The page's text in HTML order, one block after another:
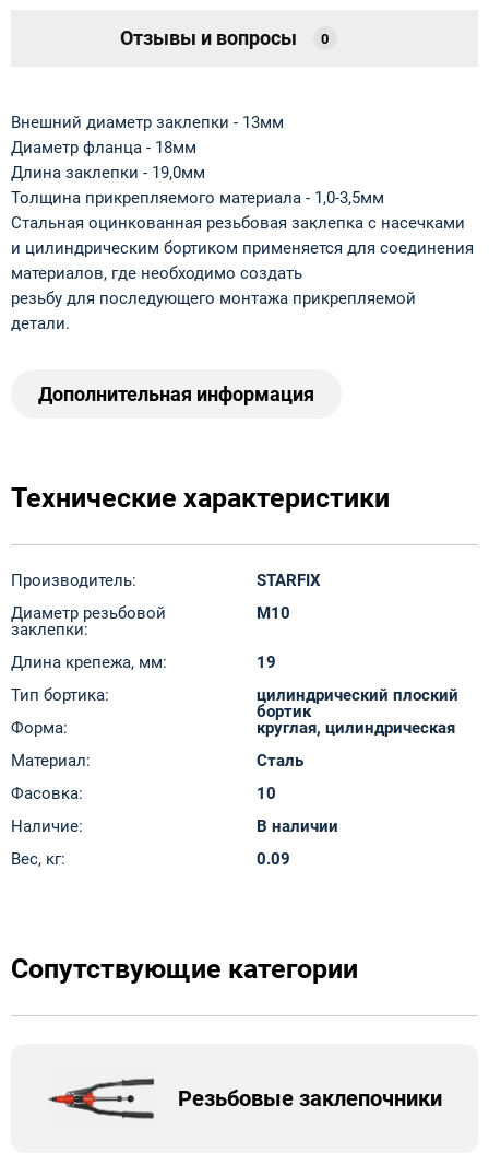
Отзывы и вопросы 0
Внешний диаметр заклепки - 13мм
Диаметр фланца - 18мм
Длина заклепки - 19,0мм
Толщина прикрепляемого материала - 1,0-3,5мм
Стальная оцинкованная резьбовая заклепка с насечками
и цилиндрическим бортиком применяется для соединения
материалов, где необходимо создать
резьбу для последующего монтажа прикрепляемой
детали.
Дополнительная информация
Технические характеристики
Производитель:
STARFIX
Диаметр резьбовой
заклепки:
M10
Длина крепежа, мм:
19
Тип бортика:
цилиндрический плоский
бортик
Форма:
круглая, цилиндрическая
Материал:
Сталь
Фасовка:
10
Наличие:
В наличии
Вес, кг:
0.09
Сопутствующие категории
Резьбовые заклепочники